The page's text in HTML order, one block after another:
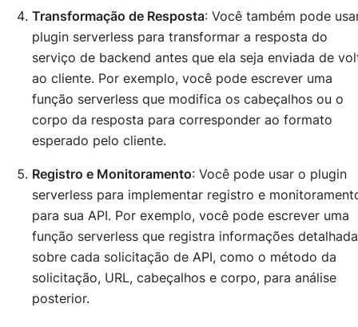
Transformação de Resposta: Você também pode
plugin serverless para transformar a resposta do
serviço de backend antes que ela seja enviada de
ao cliente. Por exemplo, você pode escrever uma
função serverless que modifica os cabeçalhos ou o
corpo da resposta para corresponder ao formato
esperado pelo cliente.
Registro e Monitoramento: Você pode usar o plugin
serverless para implementar registro e
para sua API. Por exemplo, você pode escrever uma
função serverless que registra informações
sobre cada solicitação de API, como o método da
solicitação, URL, cabeçalhos e corpo, para análise
posterior.